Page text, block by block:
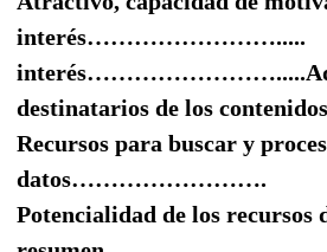
interés…………………….....
interés…………………….....
destinatarios de los
Recursos para buscar y
datos…………………….
Potencialidad de los recursos